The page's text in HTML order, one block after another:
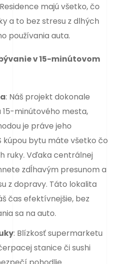
majú všetko, čo
a to bez stresu z dlhých
používania auta.
v 15-minútovom
: Náš projekt dokonale
minútového mesta,
je práve jeho
kúpou bytu máte všetko čo
ruky. Vďaka centrálnej
zdĺhavým presunom a
z dopravy. Táto lokalita
čas efektívnejšie, bez
sa na auto.
: Blízkosť supermarketu
stanice či sushi